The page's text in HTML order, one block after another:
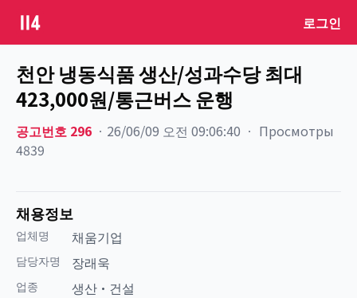
로그인
천안 냉동식품 생산/성과수당 최대
423,000원/통근버스 운행
공고번호 296 ㆍ 26/06/09 오전 09:06:40 ㆍ Просмотры
4839
채용정보
업체명 채움기업
담당자명 장래욱
업종 생산·건설